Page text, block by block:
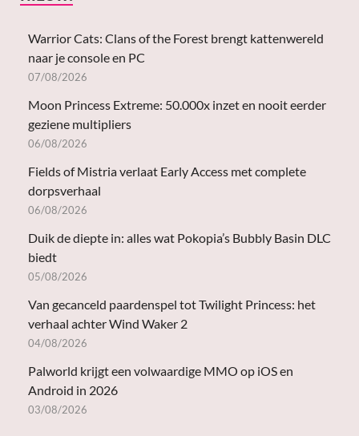
Warrior Cats: Clans of the Forest brengt kattenwereld
naar je console en PC
07/08/2026
Moon Princess Extreme: 50.000x inzet en nooit eerder
geziene multipliers
06/08/2026
Fields of Mistria verlaat Early Access met complete
dorpsverhaal
06/08/2026
Duik de diepte in: alles wat Pokopia’s Bubbly Basin DLC
biedt
05/08/2026
Van gecanceld paardenspel tot Twilight Princess: het
verhaal achter Wind Waker 2
04/08/2026
Palworld krijgt een volwaardige MMO op iOS en
Android in 2026
03/08/2026